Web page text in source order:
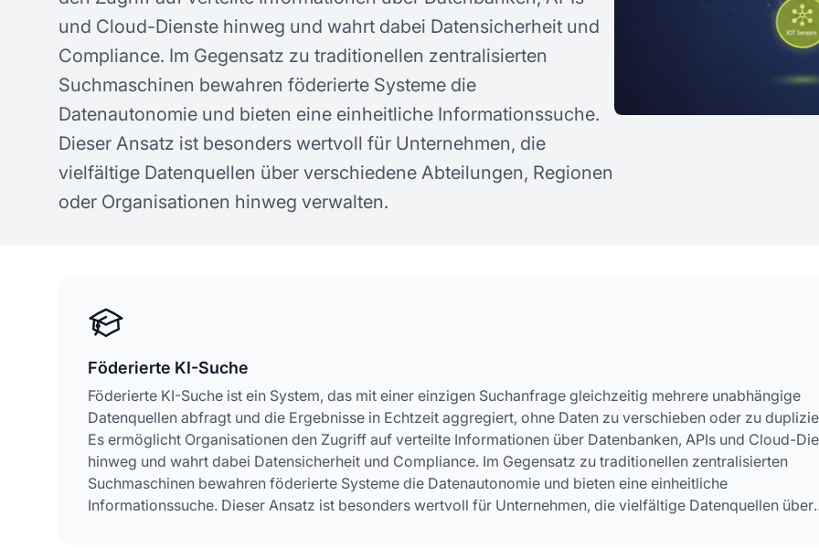
und Cloud-Dienste hinweg und wahrt dabei Datensicherheit und
Compliance. Im Gegensatz zu traditionellen zentralisierten
Suchmaschinen bewahren föderierte Systeme die
Datenautonomie und bieten eine einheitliche Informationssuche.
Dieser Ansatz ist besonders wertvoll für Unternehmen, die
vielfältige Datenquellen über verschiedene Abteilungen, Regionen
oder Organisationen hinweg verwalten.
Föderierte KI-Suche
Föderierte KI-Suche ist ein System, das mit einer einzigen Suchanfrage gleichzeitig mehrere unabhängige
Datenquellen abfragt und die Ergebnisse in Echtzeit aggregiert, ohne Daten zu verschieben oder zu
Es ermöglicht Organisationen den Zugriff auf verteilte Informationen über Datenbanken, APIs und Cloud-
hinweg und wahrt dabei Datensicherheit und Compliance. Im Gegensatz zu traditionellen zentralisierten
Suchmaschinen bewahren föderierte Systeme die Datenautonomie und bieten eine einheitliche
Informationssuche. Dieser Ansatz ist besonders wertvoll für Unternehmen, die vielfältige Datenquellen über